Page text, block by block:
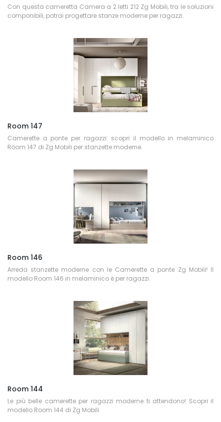
Con questa cameretta Camera a 2 letti 212 Zg Mobili, tra le soluzioni
componibili, potrai progettare stanze moderne per ragazzi.
Room 147
Camerette a ponte per ragazzi: scopri il modello in melaminico
Room 147 di Zg Mobili per stanzette moderne.
Room 146
Arreda stanzette moderne con le Camerette a ponte Zg Mobili! Il
modello Room 146 in melaminico è per ragazzi.
Room 144
Le più belle camerette per ragazzi moderne ti attendono! Scopri il
modello Room 144 di Zg Mobili.